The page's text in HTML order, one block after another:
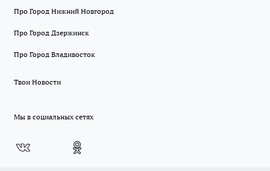
Про Город Нижний Новгород
Про Город Дзержинск
Про Город Владивосток
Твои Новости
Мы в социальных сетях